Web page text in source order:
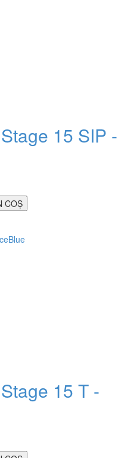
15 SIP -
15 T -